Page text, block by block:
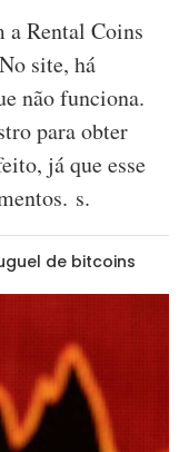
a Rental Coins
site, há
não funciona.
para obter
já que esse
s.
de bitcoins